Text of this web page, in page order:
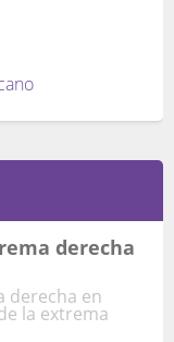
derecha
derecha en
la extrema